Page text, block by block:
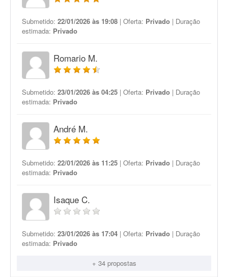
Submetido: 22/01/2026 às 19:08 | Oferta: Privado | Duração
estimada: Privado
Romario M.
Submetido: 23/01/2026 às 04:25 | Oferta: Privado | Duração
estimada: Privado
André M.
Submetido: 22/01/2026 às 11:25 | Oferta: Privado | Duração
estimada: Privado
Isaque C.
Submetido: 23/01/2026 às 17:04 | Oferta: Privado | Duração
estimada: Privado
+ 34 propostas